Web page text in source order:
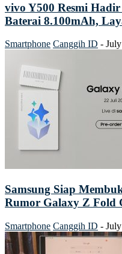
vivo Y500 Resmi
Baterai 8.100mAh,
Smartphone Canggih ID -
Samsung Siap
Rumor Galaxy Z Fold
Smartphone Canggih ID -